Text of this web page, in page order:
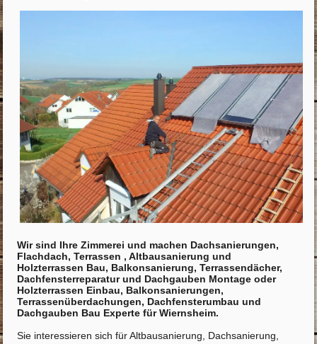
Wir sind Ihre Zimmerei und machen Dachsanierungen,
Flachdach, Terrassen , Altbausanierung und
Holzterrassen Bau, Balkonsanierung, Terrassendächer,
Dachfensterreparatur und Dachgauben Montage oder
Holzterrassen Einbau, Balkonsanierungen,
Terrassenüberdachungen, Dachfensterumbau und
Dachgauben Bau Experte für Wiernsheim.
Sie interessieren sich für Altbausanierung, Dachsanierung,